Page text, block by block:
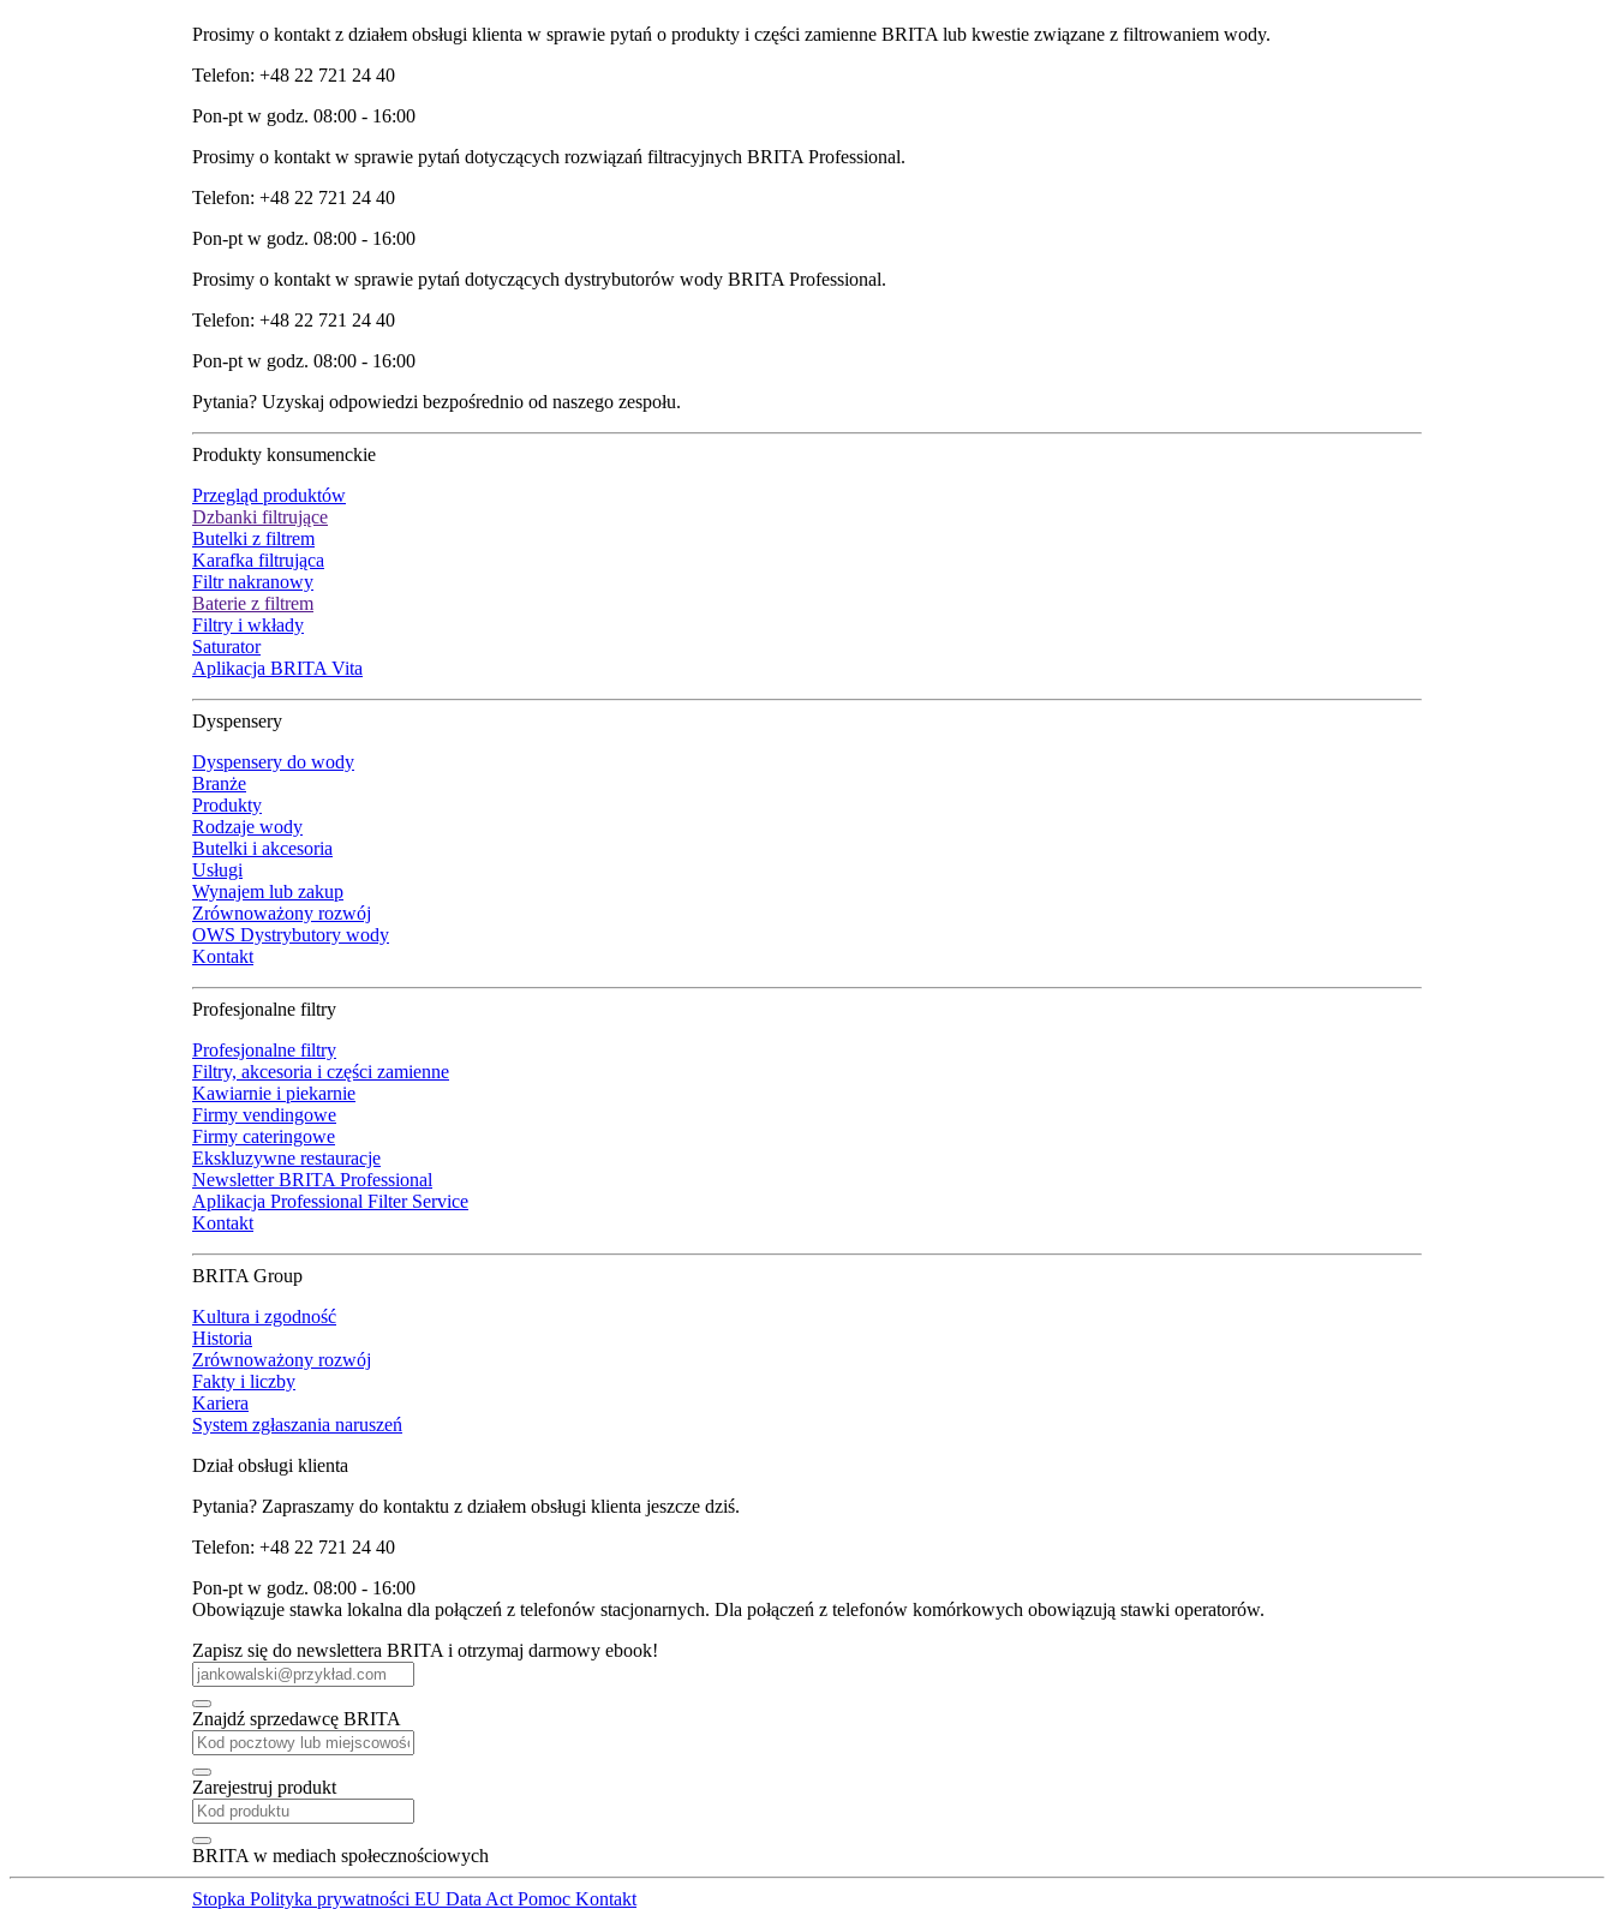
Prosimy o kontakt z działem obsługi klienta w sprawie pytań o produkty i części zamienne BRITA lub kwestie związane z filtrowaniem wody.
Telefon: +48 22 721 24 40
Pon-pt w godz. 08:00 - 16:00
Prosimy o kontakt w sprawie pytań dotyczących rozwiązań filtracyjnych BRITA Professional.
Telefon: +48 22 721 24 40
Pon-pt w godz. 08:00 - 16:00
Prosimy o kontakt w sprawie pytań dotyczących dystrybutorów wody BRITA Professional.
Telefon: +48 22 721 24 40
Pon-pt w godz. 08:00 - 16:00
Pytania? Uzyskaj odpowiedzi bezpośrednio od naszego zespołu.
Produkty konsumenckie
Przegląd produktów
Dzbanki filtrujące
Butelki z filtrem
Karafka filtrująca
Filtr nakranowy
Baterie z filtrem
Filtry i wkłady
Saturator
Aplikacja BRITA Vita
Dyspensery
Dyspensery do wody
Branże
Produkty
Rodzaje wody
Butelki i akcesoria
Usługi
Wynajem lub zakup
Zrównoważony rozwój
OWS Dystrybutory wody
Kontakt
Profesjonalne filtry
Profesjonalne filtry
Filtry, akcesoria i części zamienne
Kawiarnie i piekarnie
Firmy vendingowe
Firmy cateringowe
Ekskluzywne restauracje
Newsletter BRITA Professional
Aplikacja Professional Filter Service
Kontakt
BRITA Group
Kultura i zgodność
Historia
Zrównoważony rozwój
Fakty i liczby
Kariera
System zgłaszania naruszeń
Dział obsługi klienta
Pytania? Zapraszamy do kontaktu z działem obsługi klienta jeszcze dziś.
Telefon: +48 22 721 24 40
Pon-pt w godz. 08:00 - 16:00
Obowiązuje stawka lokalna dla połączeń z telefonów stacjonarnych. Dla połączeń z telefonów komórkowych obowiązują stawki operatorów.
Zapisz się do newslettera BRITA i otrzymaj darmowy ebook!
Znajdź sprzedawcę BRITA
Zarejestruj produkt
BRITA w mediach społecznościowych
Stopka Polityka prywatności EU Data Act Pomoc Kontakt